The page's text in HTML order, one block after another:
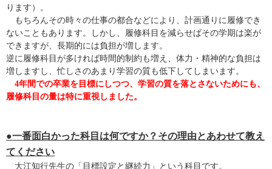
ります）。
もちろんその時々の仕事の都合などにより、計画通りに履修でき
ないこともあります。しかし、履修科目を減らせばその学期は楽が
できますが、長期的には負担が増します。
逆に履修科目が多ければ時間的制約も増え、体力・精神的な負担は
増しますし、忙しさのあまり学習の質も低下してしまいます。
4年間での卒業を目標にしつつ、学習の質を落とさないためにも、
履修科目の量は特に重視しました。
●一番面白かった科目は何ですか？その理由とあわせて教え
てください
大江知行先生の「目標設定と継続力」という科目です。